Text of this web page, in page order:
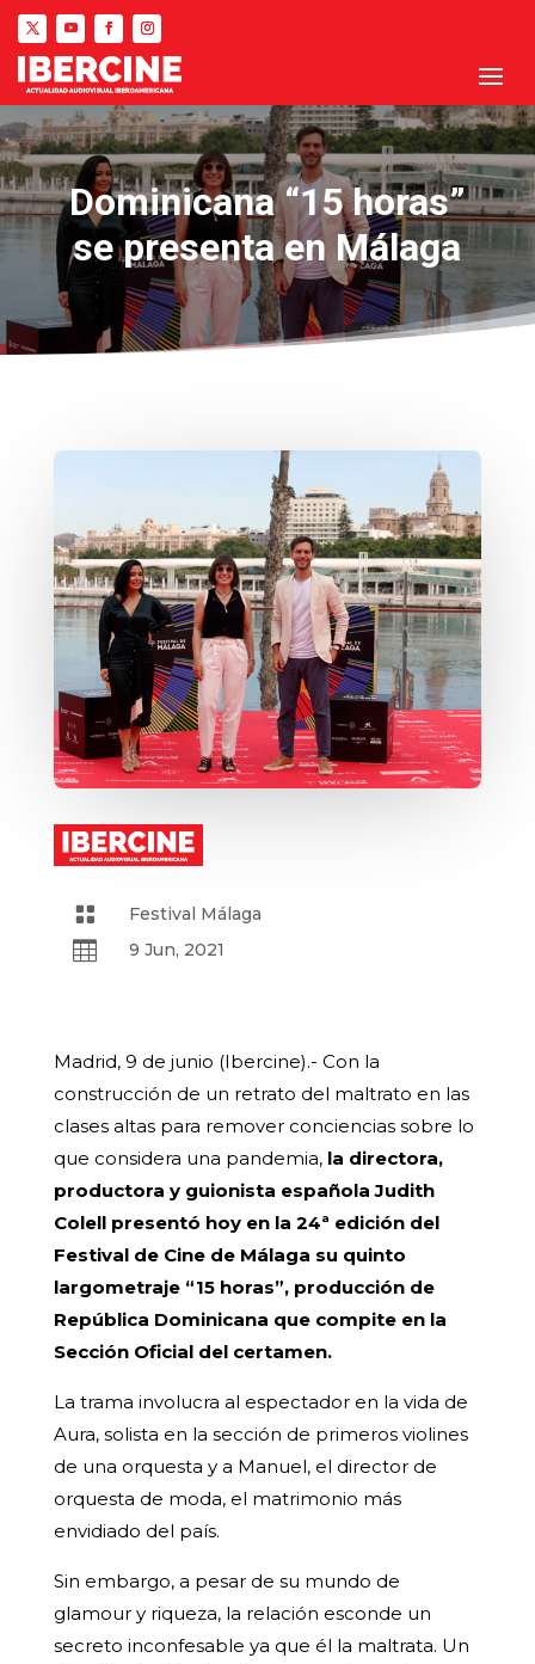
Dominicana “15 horas”
se presenta en Málaga
 Festival Málaga
 9 Jun, 2021
Madrid, 9 de junio (Ibercine).- Con la
construcción de un retrato del maltrato en las
clases altas para remover conciencias sobre lo
que considera una pandemia, la directora,
productora y guionista española Judith
Colell presentó hoy en la 24ª edición del
Festival de Cine de Málaga su quinto
largometraje “15 horas”, producción de
República Dominicana que compite en la
Sección Oficial del certamen.
La trama involucra al espectador en la vida de
Aura, solista en la sección de primeros violines
de una orquesta y a Manuel, el director de
orquesta de moda, el matrimonio más
envidiado del país.
Sin embargo, a pesar de su mundo de
glamour y riqueza, la relación esconde un
secreto inconfesable ya que él la maltrata. Un